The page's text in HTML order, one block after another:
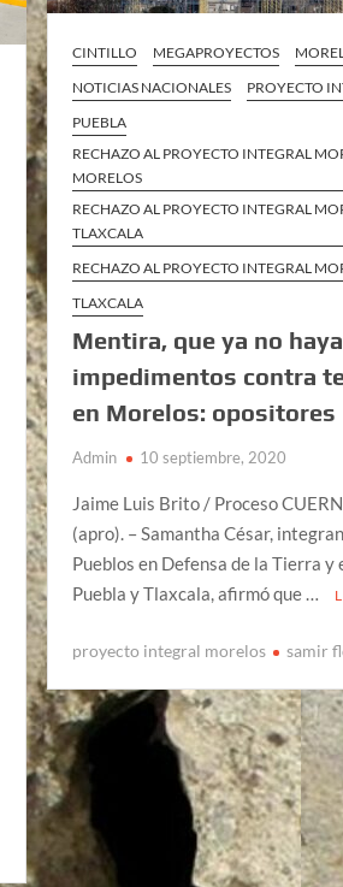
CINTILLO MEGAPROYECTOS
NOTICIAS NACIONALES
PROYECTO
PUEBLA
RECHAZO AL PROYECTO INTEGRAL
MORELOS
RECHAZO AL PROYECTO INTEGRAL
TLAXCALA
RECHAZO AL PROYECTO INTEGRAL
TLAXCALA
Mentira, que ya no haya
impedimentos contra
en Morelos: opositores
Admin 10 septiembre, 2020
Jaime Luis Brito / Proceso
(apro). – Samantha César,
Pueblos en Defensa de la Tierra y
Puebla y Tlaxcala, afirmó que …
proyecto integral morelos samir